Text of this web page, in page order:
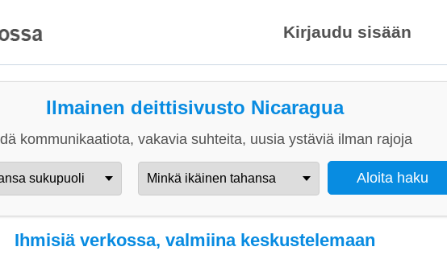
Kirjaudu sisään
Ilmainen deittisivusto Nicaragua
kommunikaatiota, vakavia suhteita, uusia ystäviä ilman rajoja
Ihmisiä verkossa, valmiina keskustelemaan